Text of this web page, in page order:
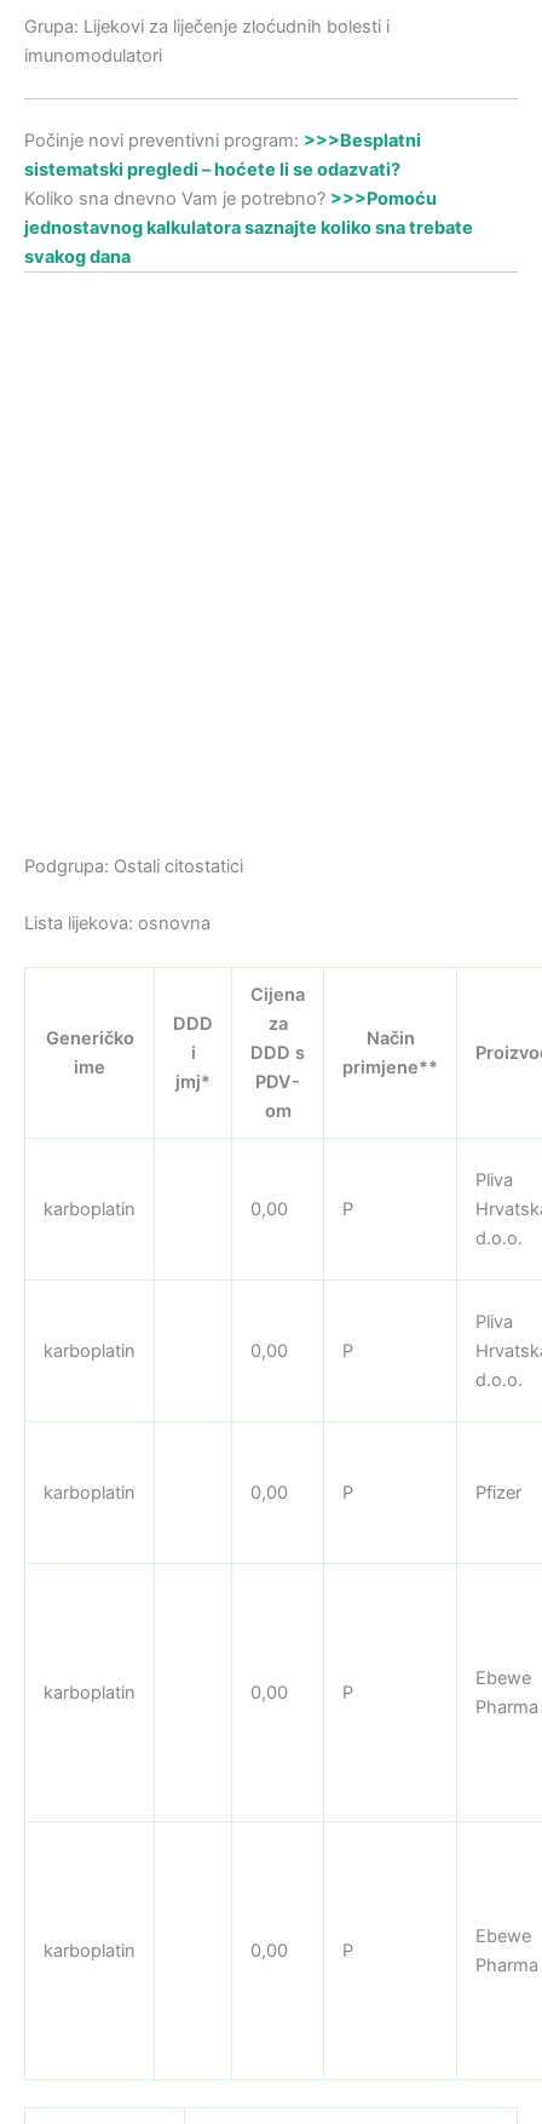
Grupa: Lijekovi za liječenje zloćudnih bolesti i
imunomodulatori
Počinje novi preventivni program: >>>Besplatni
sistematski pregledi – hoćete li se odazvati?
Koliko sna dnevno Vam je potrebno? >>>Pomoću
jednostavnog kalkulatora saznajte koliko sna trebate
svakog dana
Podgrupa: Ostali citostatici
Lista lijekova: osnovna
Generičko
ime
DDD
i
jmj*
Cijena
za
DDD s
PDV-
om
Način
primjene**
karboplatin 0,00 P
Pliva
d.o.o.
karboplatin 0,00 P
Pliva
d.o.o.
karboplatin 0,00 P Pfizer
karboplatin 0,00 P
Ebewe
Pharma
karboplatin 0,00 P
Ebewe
Pharma